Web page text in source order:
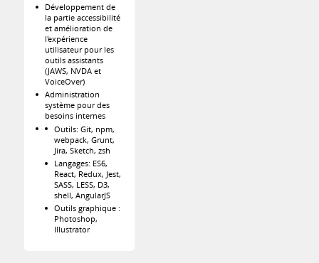
Développement de
la partie accessibilité
et amélioration de
l'expérience
utilisateur pour les
outils assistants
(JAWS, NVDA et
VoiceOver)
Administration
système pour des
besoins internes
Outils: Git, npm,
webpack, Grunt,
Jira, Sketch, zsh
Langages: ES6,
React, Redux, Jest,
SASS, LESS, D3,
shell, AngularJS
Outils graphique :
Photoshop,
Illustrator